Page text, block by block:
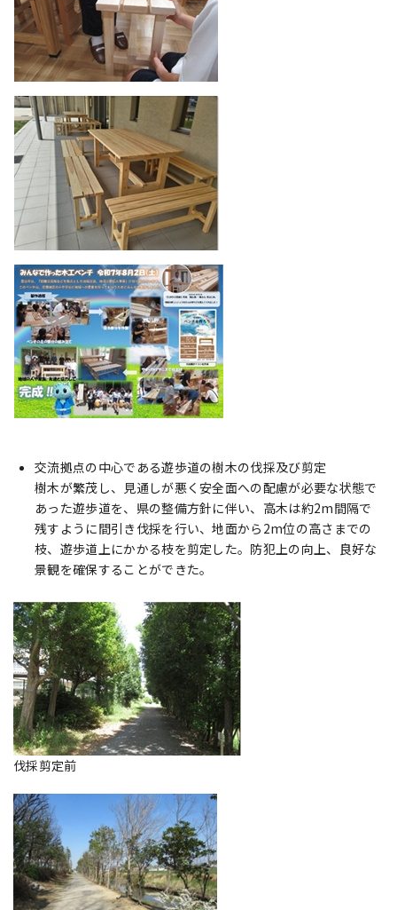
交流拠点の中心である遊歩道の樹木の伐採及び剪定
樹木が繁茂し、見通しが悪く安全面への配慮が必要な状態で
あった遊歩道を、県の整備方針に伴い、高木は約2m間隔で
残すように間引き伐採を行い、地面から2m位の高さまでの
枝、遊歩道上にかかる枝を剪定した。防犯上の向上、良好な
景観を確保することができた。
伐採剪定前